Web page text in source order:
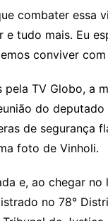
combater essa
tudo mais. Eu
conviver
TV Globo, a
do
de segurança
foto de Vinholi.
e, ao chegar
no 78°